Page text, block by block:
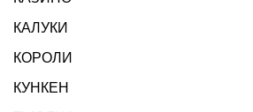
КАЛУКИ
КОРОЛИ
КУНКЕН